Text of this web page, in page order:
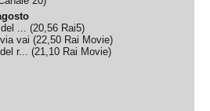
... (20,56 Rai5)
vai (22,50 Rai Movie)
r... (21,10 Rai Movie)